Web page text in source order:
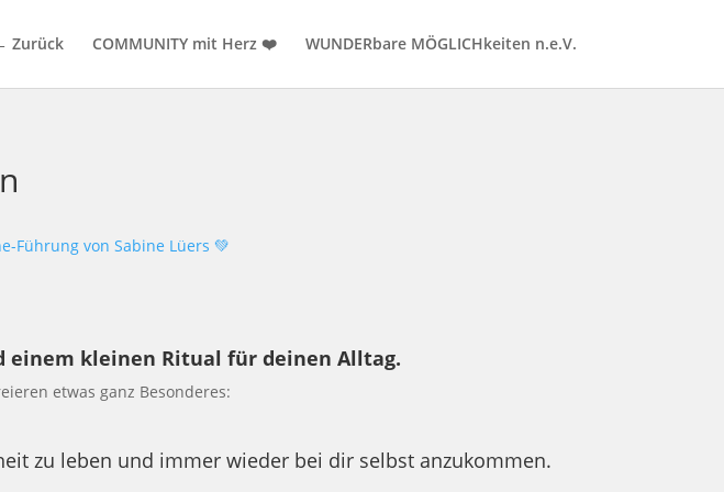
Zurück COMMUNITY mit Herz ❤️ WUNDERbare MÖGLICHkeiten n.e.V.
Führung von Sabine Lüers 💚
kleinen Ritual für deinen Alltag.
etwas ganz Besonderes:
zu leben und immer wieder bei dir selbst anzukommen.